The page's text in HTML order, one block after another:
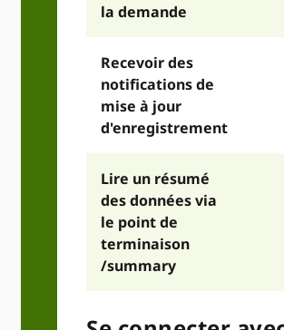
la demande
Recevoir des
notifications de
mise à jour
d'enregistrement
Lire un résumé
des données via
le point de
terminaison
/summary